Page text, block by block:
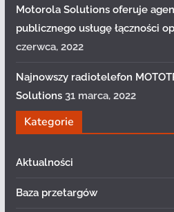
Motorola Solutions oferuje
publicznego usługę łączności
czerwca, 2022
Najnowszy radiotelefon
Solutions 31 marca, 2022
Kategorie
Aktualności
Baza przetargów